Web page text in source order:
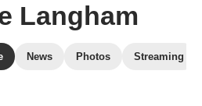
Langham
News Photos Streaming